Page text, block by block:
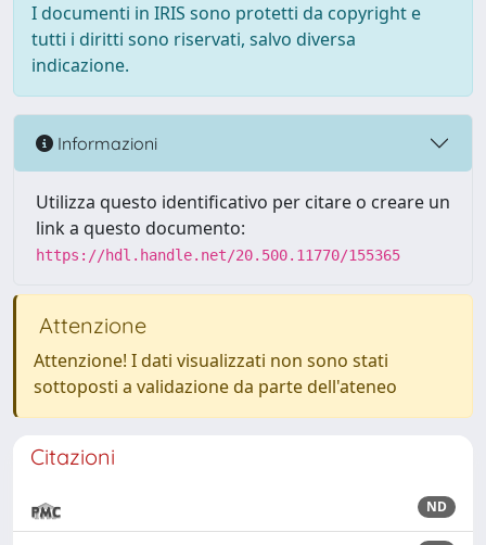
I documenti in IRIS sono protetti da copyright e
tutti i diritti sono riservati, salvo diversa
indicazione.
Informazioni
Utilizza questo identificativo per citare o creare un
link a questo documento:
https://hdl.handle.net/20.500.11770/155365
Attenzione
Attenzione! I dati visualizzati non sono stati
sottoposti a validazione da parte dell'ateneo
Citazioni
ND